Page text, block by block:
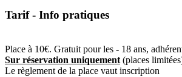
Tarif - Info pratiques
Place à 10€. Gratuit pour les - 18 ans,
Sur réservation uniquement (places
Le règlement de la place vaut inscription